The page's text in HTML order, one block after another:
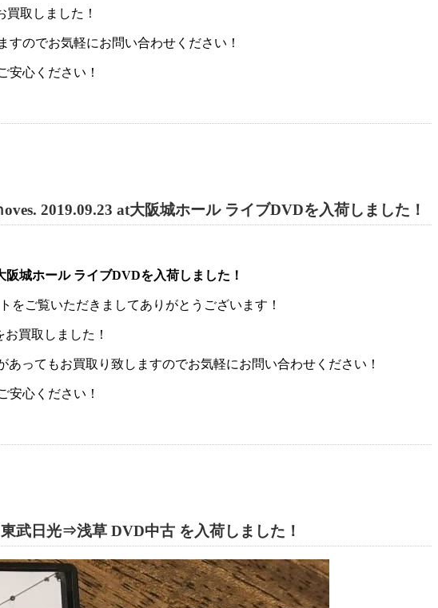
取しました！
のでお気軽にお問い合わせください！
安心ください！
2019.09.23 at大阪城ホール ライブDVDを入荷しました！
城ホール ライブDVDを入荷しました！
をご覧いただきましてありがとうございます！
買取しました！
ってもお買取り致しますのでお気軽にお問い合わせください！
安心ください！
武日光⇒浅草 DVD中古 を入荷しました！